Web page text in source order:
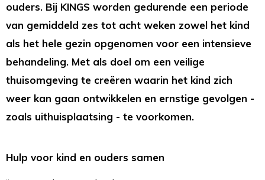
ouders. Bij KINGS worden gedurende een periode
van gemiddeld zes tot acht weken zowel het kind
als het hele gezin opgenomen voor een intensieve
behandeling. Met als doel om een veilige
thuisomgeving te creëren waarin het kind zich
weer kan gaan ontwikkelen en ernstige gevolgen -
zoals uithuisplaatsing - te voorkomen.
Hulp voor kind en ouders samen